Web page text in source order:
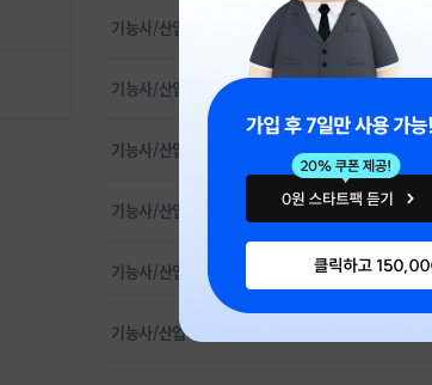
기능사/산업기사/기사 [공지] 2025년도 정기 기
기능사/산업기사/기사
기능사/산업기사/기사 [공지] 전기분야 실기
기능사/산업기사/기사 [공지] 국가기술자격시
기능사/산업기사/기사 [공지] 청년 국가기술
기능사/산업기사/기사